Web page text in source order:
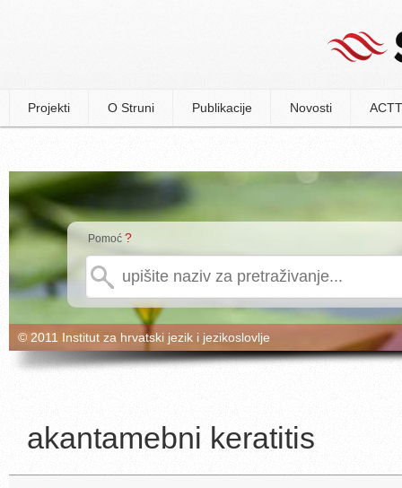
Projekti O Struni Publikacije Novosti
Pomoć ?
© 2011 Institut za hrvatski jezik i jezikoslovlje
akantamebni keratitis